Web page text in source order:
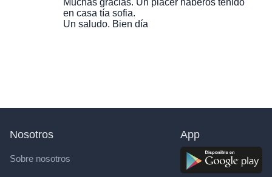
Muchas gracias. Un placer haberos tenido
en casa tía sofia.
Un saludo. Bien día
Nosotros
Sobre nosotros
App